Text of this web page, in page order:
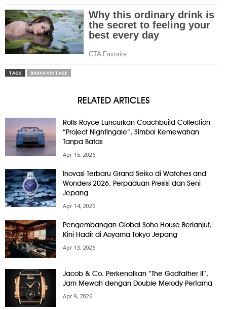
TAGS BRAVA VINTAGE
RELATED ARTICLES
Rolls-Royce Luncurkan Coachbuild Collection
“Project Nightingale”, Simbol Kemewahan
Tanpa Batas
Apr 15, 2026
Inovasi Terbaru Grand Seiko di Watches and
Wonders 2026, Perpaduan Presisi dan Seni
Jepang
Apr 14, 2026
Pengembangan Global Soho House Berlanjut,
Kini Hadir di Aoyama Tokyo Jepang
Apr 13, 2026
Jacob & Co. Perkenalkan “The Godfather II”,
Jam Mewah dengan Double Melody Pertama
Apr 9, 2026